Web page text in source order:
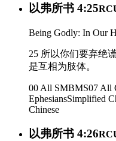
以弗所书 4:25
Being Godly: In Our
25 所以你们要弃绝
是互相为肢体。
00 All SMBMS07 All
EphesiansSimplified
Chinese
以弗所书 4:26